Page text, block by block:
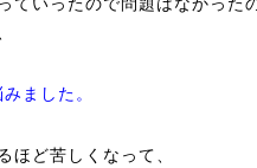
ました。
ほど苦しくなって、